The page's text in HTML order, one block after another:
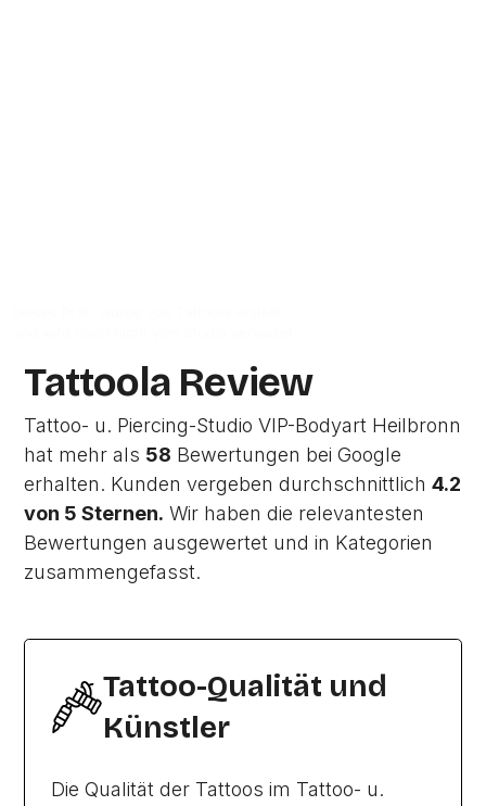
Tattoola Review
Tattoo- u. Piercing-Studio VIP-Bodyart Heilbronn
hat mehr als 58 Bewertungen bei Google
erhalten. Kunden vergeben durchschnittlich4.2
von 5 Sternen. Wir haben die relevantesten
Bewertungen ausgewertet und in Kategorien
zusammengefasst.
Tattoo-Qualität und
Künstler
Die Qualität der Tattoos im Tattoo- u.